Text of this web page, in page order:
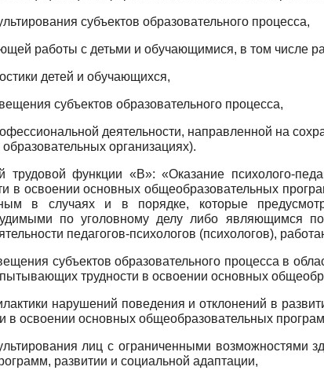
субъектов образовательного процесса,
работы с детьми и обучающимися, в том числе
детей и обучающихся,
субъектов образовательного процесса,
деятельности, направленной на
организациях).
трудовой функции «В»: «Оказание психолого-
в освоении основных общеобразовательных
в случаях и в порядке, которые
по уголовному делу либо являющимся
педагогов-психологов (психологов),
субъектов образовательного процесса в
трудности в освоении основных
нарушений поведения и отклонений в
в освоении основных общеобразовательных
лиц с ограниченными
развитии и социальной адаптации,